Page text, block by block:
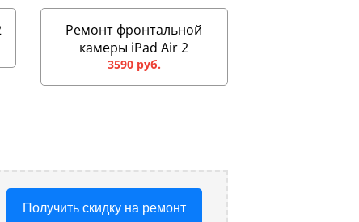
Ремонт фронтальной
камеры iPad Air 2
3590 руб.
Получить скидку на ремонт